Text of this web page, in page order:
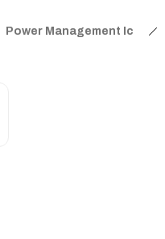
Power Management Ic